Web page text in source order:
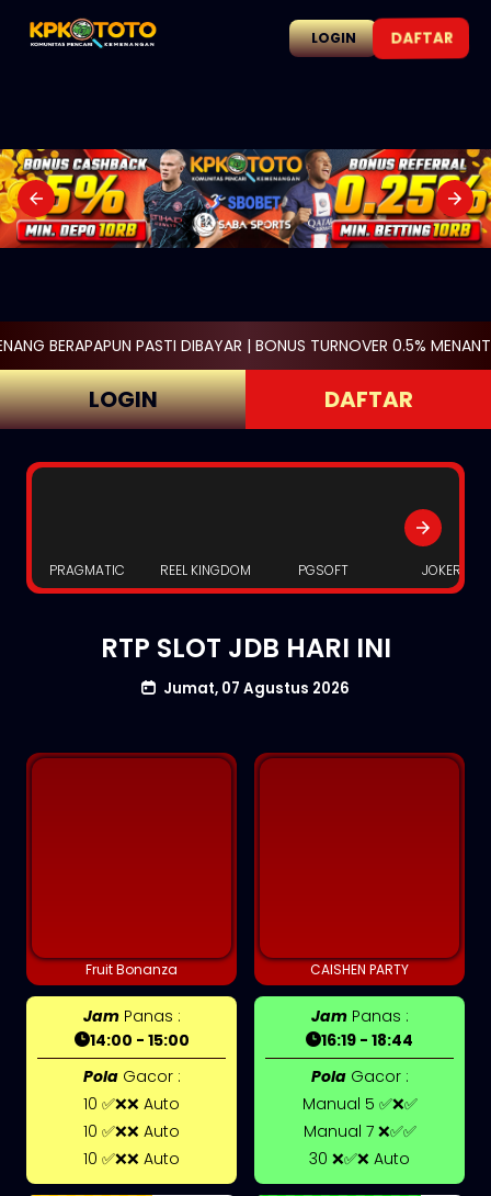
LOGIN DAFTAR
| BONUS TURNOVER 0.5% MENANTI ANDA KHUSUS SLOT
LOGIN DAFTAR
PRAGMATIC REEL KINGDOM PGSOFT JOKER
RTP SLOT JDB HARI INI
Jumat, 07 Agustus 2026
Fruit Bonanza
JamPanas :
14:00 - 15:00
PolaGacor :
10 ✅❌❌ Auto
10 ✅❌❌ Auto
10 ✅❌❌ Auto
CAISHEN PARTY
JamPanas :
16:19 - 18:44
PolaGacor :
Manual 5 ✅❌✅
Manual 7 ❌✅✅
30 ❌✅❌ Auto